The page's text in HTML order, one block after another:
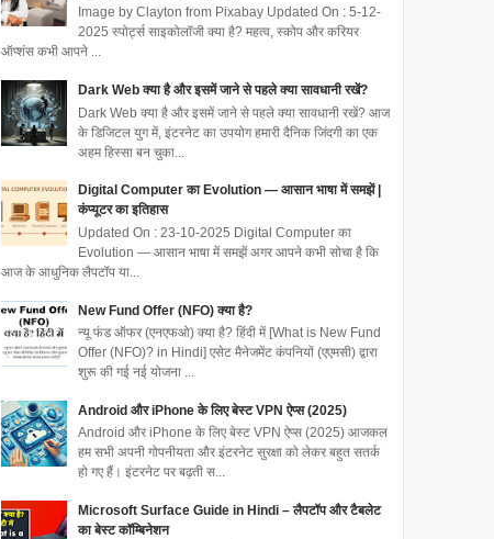
Image by Clayton from Pixabay Updated On : 5-12-
2025 स्पोर्ट्स साइकोलॉजी क्या है? महत्व, स्कोप और करियर
ऑप्शंस कभी आपने ...
Dark Web क्या है और इसमें जाने से पहले क्या सावधानी रखें?
Dark Web क्या है और इसमें जाने से पहले क्या सावधानी रखें? आज
के डिजिटल युग में, इंटरनेट का उपयोग हमारी दैनिक जिंदगी का एक
अहम हिस्सा बन चुका...
Digital Computer का Evolution — आसान भाषा में समझें |
कंप्यूटर का इतिहास
Updated On : 23-10-2025 Digital Computer का
Evolution — आसान भाषा में समझें अगर आपने कभी सोचा है कि
आज के आधुनिक लैपटॉप या...
New Fund Offer (NFO) क्या है?
न्यू फंड ऑफर (एनएफओ) क्या है? हिंदी में [What is New Fund
Offer (NFO)? in Hindi] एसेट मैनेजमेंट कंपनियों (एएमसी) द्वारा
शुरू की गई नई योजना ...
Android और iPhone के लिए बेस्ट VPN ऐप्स (2025)
Android और iPhone के लिए बेस्ट VPN ऐप्स (2025) आजकल
हम सभी अपनी गोपनीयता और इंटरनेट सुरक्षा को लेकर बहुत सतर्क
हो गए हैं। इंटरनेट पर बढ़ती स...
Microsoft Surface Guide in Hindi – लैपटॉप और टैबलेट
का बेस्ट कॉम्बिनेशन